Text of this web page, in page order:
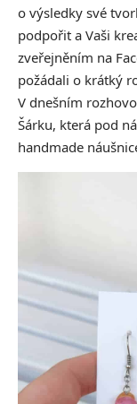
o výsledky své
podpořit a Vaši
zveřejněním na
požádali o krátký
V dnešním
Šárku, která pod
handmade